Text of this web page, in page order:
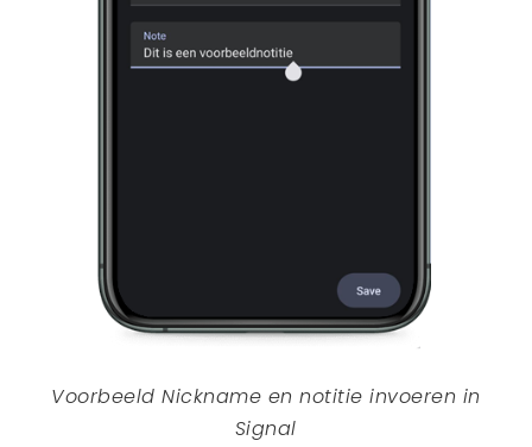
Voorbeeld Nickname en notitie invoeren in
Signal